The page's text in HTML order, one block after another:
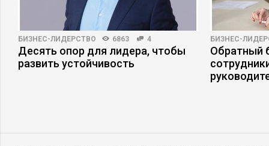
БИЗНЕС-ЛИДЕРСТВО 6863 4
Десять опор для лидера, чтобы
развить устойчивость
БИЗНЕС-
Обратный